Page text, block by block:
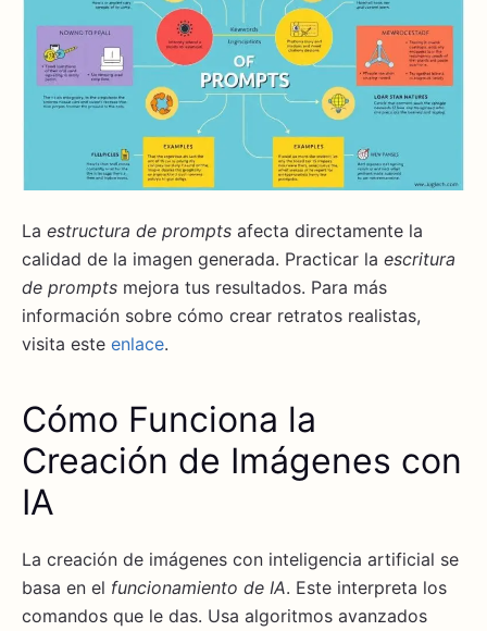
La estructura de prompts afecta directamente la
calidad de la imagen generada. Practicar la escritura
de prompts mejora tus resultados. Para más
información sobre cómo crear retratos realistas,
visita este enlace.
Cómo Funciona la
Creación de Imágenes con
IA
La creación de imágenes con inteligencia artificial se
basa en el funcionamiento de IA. Este interpreta los
comandos que le das. Usa algoritmos avanzados